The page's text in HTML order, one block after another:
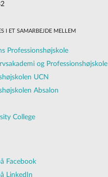
I ET SAMARBEJDE MELLEM
Professionshøjskole
og Professionshøjskole
UCN
Absalon
College
Facebook
LinkedIn